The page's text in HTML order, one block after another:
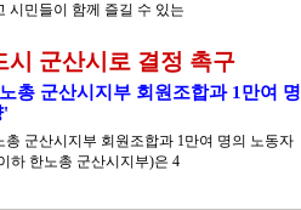
시민들이 함께 즐길 수 있는
군산시로 결정 촉구
총 군산시지부 회원조합과 1만여 명
'
총 군산시지부 회원조합과 1만여 명의 노동자
하 한노총 군산시지부)은 4